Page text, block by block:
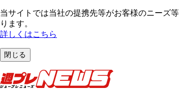
当サイトでは当社の提携先等がお客様のニーズ
ります。
詳しくはこちら
閉じる